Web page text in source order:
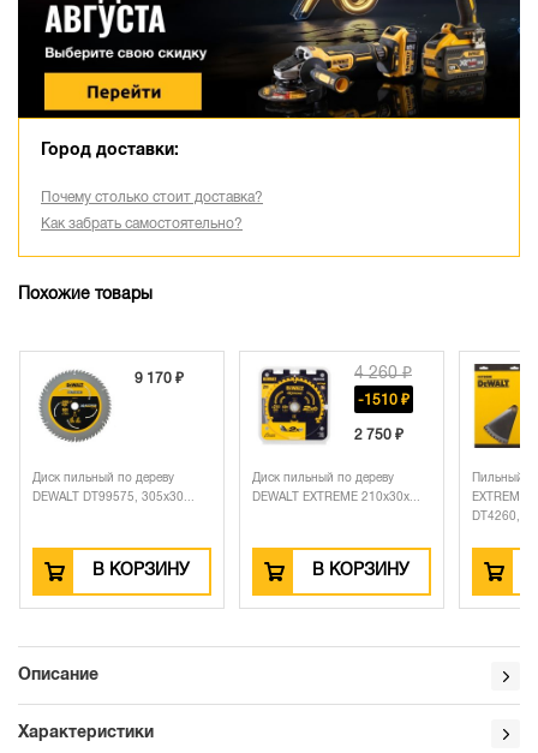
Город доставки:
Почему столько стоит доставка?
Как забрать самостоятельно?
Похожие товары
9 170 ₽
Диск пильный по дереву
DEWALT DT99575, 305х30...
В КОРЗИНУ
4 260 ₽
-1510 ₽
2 750 ₽
Диск пильный по дереву
DEWALT EXTREME 210х30х...
В КОРЗИНУ
Пильный
EXTREME
DT4260, ...
Описание
Характеристики